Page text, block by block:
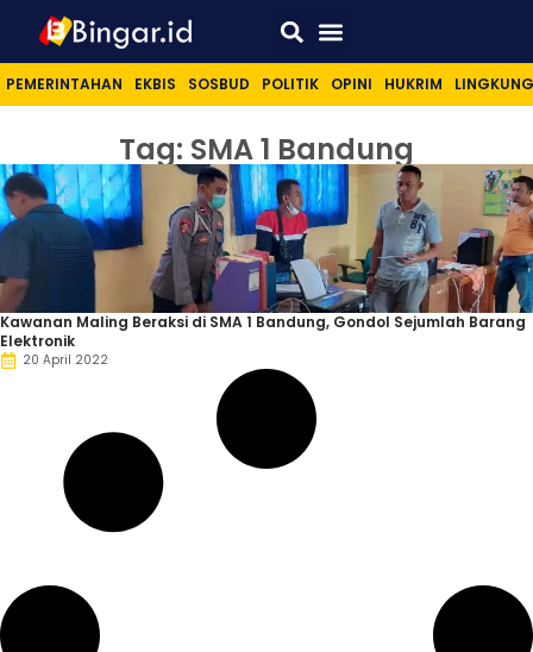
PEMERINTAHAN EKBIS SOSBUD POLITIK OPINI HUKRIM
Tag: SMA 1 Bandung
Kawanan Maling Beraksi di SMA 1 Bandung, Gondol Sejumlah Barang
Elektronik
20 April 2022